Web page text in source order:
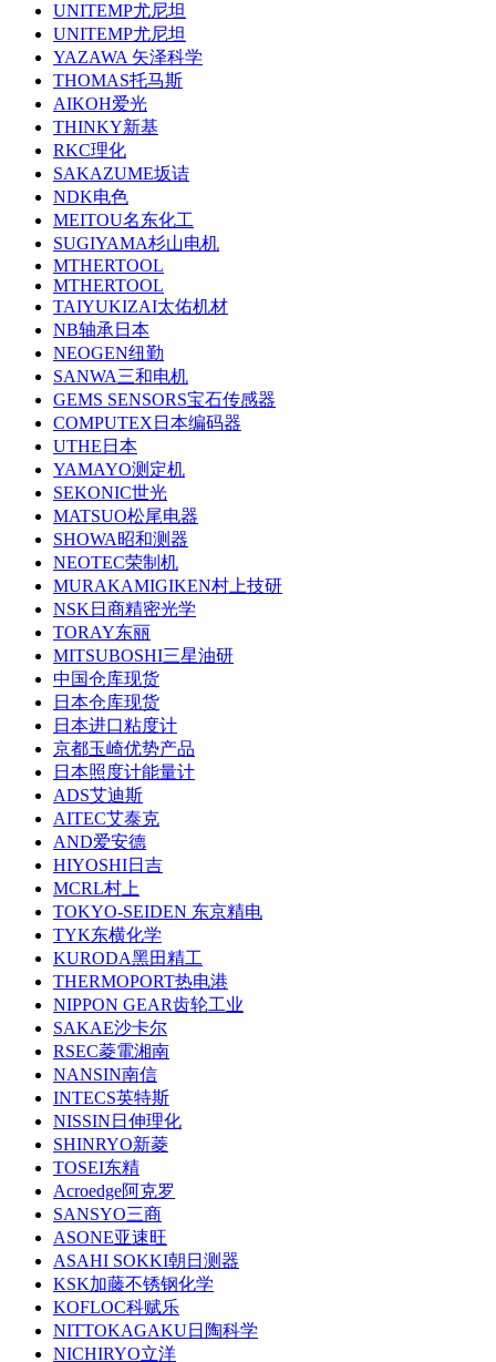
UNITEMP尤尼坦
UNITEMP尤尼坦
YAZAWA 矢泽科学
THOMAS托马斯
AIKOH爱光
THINKY新基
RKC理化
SAKAZUME坂诘
NDK电色
MEITOU名东化工
SUGIYAMA杉山电机
MTHERTOOL
MTHERTOOL
TAIYUKIZAI太佑机材
NB轴承日本
NEOGEN纽勤
SANWA三和电机
GEMS SENSORS宝石传感器
COMPUTEX日本编码器
UTHE日本
YAMAYO测定机
SEKONIC世光
MATSUO松尾电器
SHOWA昭和测器
NEOTEC荣制机
MURAKAMIGIKEN村上技研
NSK日商精密光学
TORAY东丽
MITSUBOSHI三星油研
中国仓库现货
日本仓库现货
日本进口粘度计
京都玉崎优势产品
日本照度计能量计
ADS艾迪斯
AITEC艾泰克
AND爱安德
HIYOSHI日吉
MCRL村上
TOKYO-SEIDEN 东京精电
TYK东横化学
KURODA黑田精工
THERMOPORT热电港
NIPPON GEAR齿轮工业
SAKAE沙卡尔
RSEC菱電湘南
NANSIN南信
INTECS英特斯
NISSIN日伸理化
SHINRYO新菱
TOSEI东精
Acroedge阿克罗
SANSYO三商
ASONE亚速旺
ASAHI SOKKI朝日测器
KSK加藤不锈钢化学
KOFLOC科赋乐
NITTOKAGAKU日陶科学
NICHIRYO立洋